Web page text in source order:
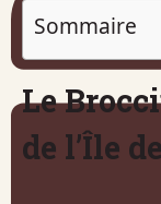
Sommaire
Le
de l’Île